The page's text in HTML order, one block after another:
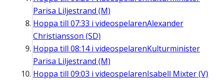
Parisa Liljestrand (M)
Hoppa till 07:33 i videospelarenAlexander
Christiansson (SD)
Hoppa till 08:14i videospelarenKulturminister
Parisa Liljestrand (M)
Hoppa till 09:03 i videospelarenIsabell Mixter (V)